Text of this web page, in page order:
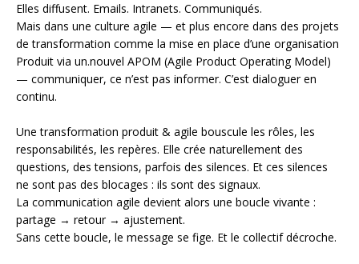
Elles diffusent. Emails. Intranets. Communiqués.
Mais dans une culture agile — et plus encore dans des projets
de transformation comme la mise en place d’une organisation
Produit via un.nouvel APOM (Agile Product Operating Model)
— communiquer, ce n’est pas informer. C’est dialoguer en
continu.
Une transformation produit & agile bouscule les rôles, les
responsabilités, les repères. Elle crée naturellement des
questions, des tensions, parfois des silences. Et ces silences
ne sont pas des blocages : ils sont des signaux.
La communication agile devient alors une boucle vivante :
partage → retour → ajustement.
Sans cette boucle, le message se fige. Et le collectif décroche.